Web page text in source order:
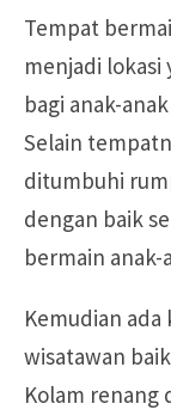
Tempat
menjadi lokasi
bagi anak-
Selain
ditumbuhi
dengan baik
bermain anak-
Kemudian
wisatawan
Kolam renang